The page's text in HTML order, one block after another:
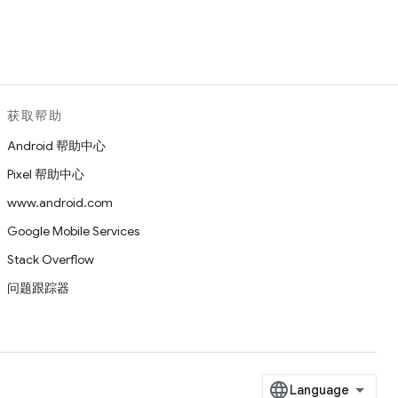
获取帮助
Android 帮助中心
Pixel 帮助中心
www.android.com
Google Mobile Services
Stack Overflow
问题跟踪器